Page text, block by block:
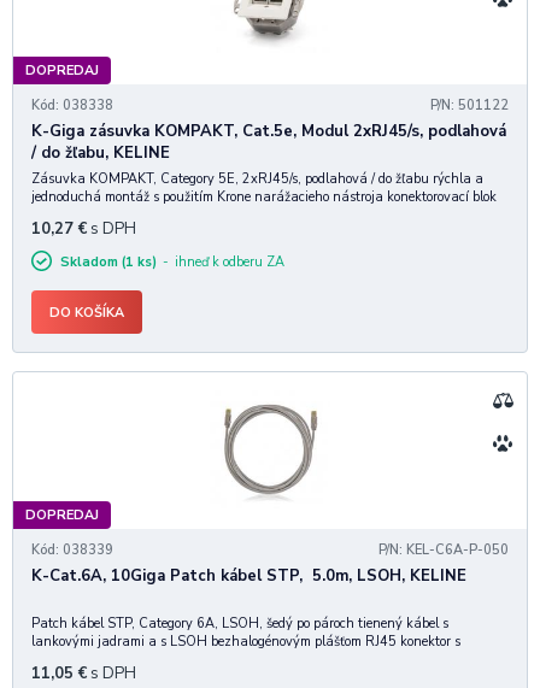
DOPREDAJ
Kód: 038338
P/N: 501122
K-Giga zásuvka KOMPAKT, Cat.5e, Modul 2xRJ45/s, podlahová
/ do žľabu, KELINE
Zásuvka KOMPAKT, Category 5E, 2xRJ45/s, podlahová / do žľabu rýchla a
jednoduchá montáž s použitím Krone narážacieho nástroja konektorovací blok
1000BASE-T zaručuje šírku prenosového p
10,27 € s DPH
Skladom (1 ks) ihneď k odberu ZA
DO KOŠÍKA
DOPREDAJ
Kód: 038339
P/N: KEL-C6A-P-050
K-Cat.6A, 10Giga Patch kábel STP, 5.0m, LSOH, KELINE
Patch kábel STP, Category 6A, LSOH, šedý po pároch tienený kábel s
lankovými jadrami a s LSOH bezhalogénovým plášťom RJ45 konektor s
a prenosovými vlastnosťami spĺňa normu IEC 606
11,05 € s DPH